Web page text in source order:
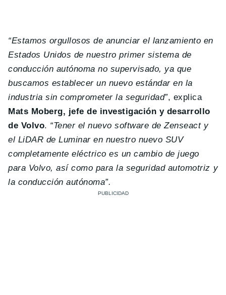
“Estamos orgullosos de anunciar el lanzamiento en
Estados Unidos de nuestro primer sistema de
conducción autónoma no supervisado, ya que
buscamos establecer un nuevo estándar en la
industria sin comprometer la seguridad”, explica
Mats Moberg, jefe de investigación y desarrollo
de Volvo. “Tener el nuevo software de Zenseact y
el LiDAR de Luminar en nuestro nuevo SUV
completamente eléctrico es un cambio de juego
para Volvo, así como para la seguridad automotriz y
la conducción autónoma”.